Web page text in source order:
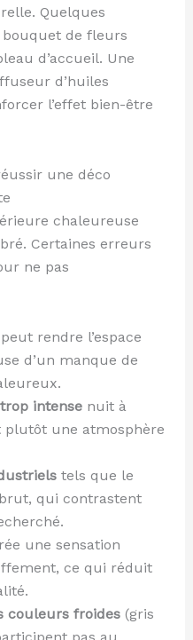
Quelques
de fleurs
d’accueil. Une
d’huiles
l’effet bien-être
une déco
chaleureuse
Certaines erreurs
ne pas
rendre l’espace
d’un manque de
intensenuit à
plutôt une atmosphère
tels que le
qui contrastent
une sensation
ce qui réduit
couleurs froides(gris
pas au